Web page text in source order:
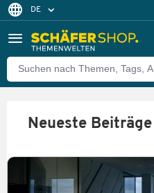
DE
Neueste Beiträge